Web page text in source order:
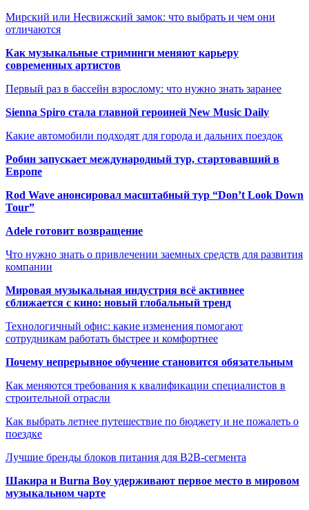
Мирский или Несвижский замок: что выбрать и чем они
отличаются
Как музыкальные стриминги меняют карьеру
современных артистов
Первый раз в бассейн взрослому: что нужно знать заранее
Sienna Spiro стала главной героиней New Music Daily
Какие автомобили подходят для города и дальних поездок
Робин запускает международный тур, стартовавший в
Европе
Rod Wave анонсировал масштабный тур “Don’t Look Down
Tour”
Adele готовит возвращение
Что нужно знать о привлечении заемных средств для развития
компании
Мировая музыкальная индустрия всё активнее
сближается с кино: новый глобальный тренд
Технологичный офис: какие изменения помогают
сотрудникам работать быстрее и комфортнее
Почему непрерывное обучение становится обязательным
Как меняются требования к квалификации специалистов в
строительной отрасли
Как выбрать летнее путешествие по бюджету и не пожалеть о
поездке
Лучшие бренды блоков питания для B2B-сегмента
Шакира и Burna Boy удерживают первое место в мировом
музыкальном чарте